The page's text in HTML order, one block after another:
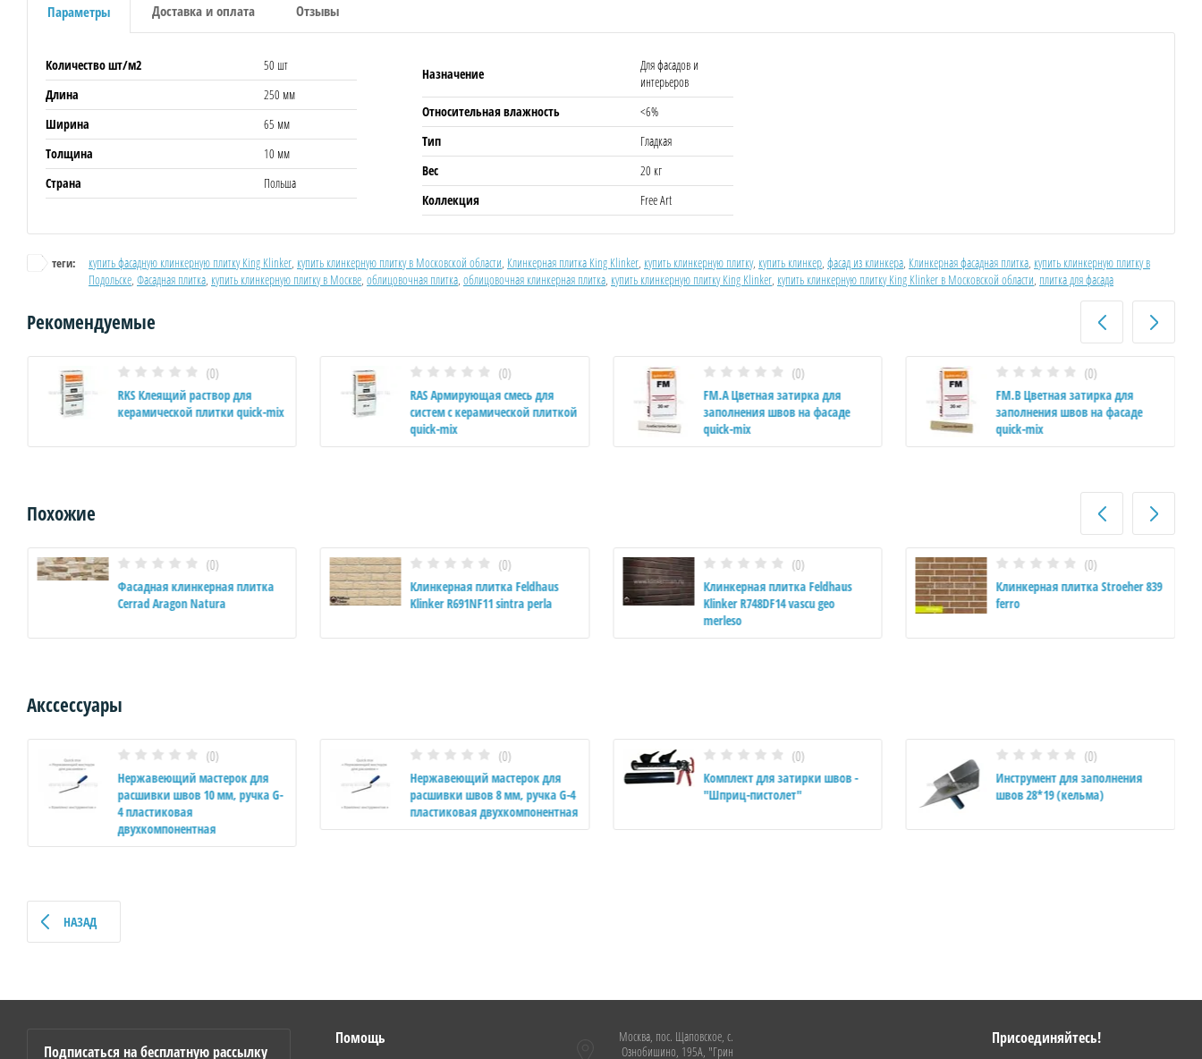
Параметры Доставка и оплата Отзывы
Количество шт/м2
50 шт
Длина
250 мм
Ширина
65 мм
Толщина
10 мм
Страна
Польша
Назначение
Для фасадов и
интерьеров
Относительная влажность
<6%
Тип
Гладкая
Вес
20 кг
Коллекция
Free Art
теги: купить фасадную клинкерную плитку King Klinker, купить клинкерную плитку в Московской области, Клинкерная плитка King Klinker, купить клинкерную плитку, купить клинкер, фасад из клинкера, Клинкерная фасадная плитка, купить клинкерную плитку в
Подольске, Фасадная плитка, купить клинкерную плитку в Москве, облицовочная плитка, облицовочная клинкерная плитка, купить клинкерную плитку King Klinker, купить клинкерную плитку King Klinker в Московской области, плитка для фасада
Рекомендуемые
(0)
RKS Клеящий раствор для
керамической плитки quick-mix
(0)
RAS Армирующая смесь для
систем с керамической плиткой
quick-mix
(0)
FM.A Цветная затирка для
заполнения швов на фасаде
quick-mix
(0)
FM.B Цветная затирка для
заполнения швов на фасаде
quick-mix
Похожие
(0)
Фасадная клинкерная плитка
Cerrad Aragon Natura
(0)
Клинкерная плитка Feldhaus
Klinker R691NF11 sintra perla
(0)
Клинкерная плитка Feldhaus
Klinker R748DF14 vascu geo
merleso
(0)
Клинкерная плитка Stroeher 839
ferro
Акссессуары
(0)
Нержавеющий мастерок для
расшивки швов 10 мм, ручка G-
4 пластиковая
двухкомпонентная
(0)
Нержавеющий мастерок для
расшивки швов 8 мм, ручка G-4
пластиковая двухкомпонентная
(0)
Комплект для затирки швов -
"Шприц-пистолет"
(0)
Инструмент для заполнения
швов 28*19 (кельма)
НАЗАД
Подписаться на бесплатную рассылку
Помощь
Москва, пос. Щаповское, с.
Ознобишино, 195А, "Грин
Присоединяйтесь!